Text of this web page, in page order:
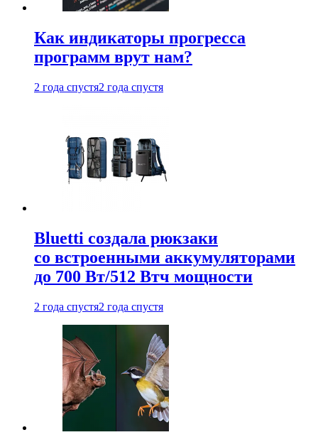
Как индикаторы прогресса
программ врут нам?
2 года спустя2 года спустя
Bluetti создала рюкзаки
со встроенными аккумуляторами
до 700 Вт/512 Втч мощности
2 года спустя2 года спустя